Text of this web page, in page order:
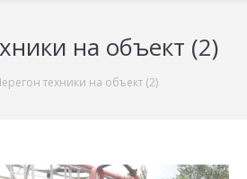
на объект (2)
техники на объект (2)